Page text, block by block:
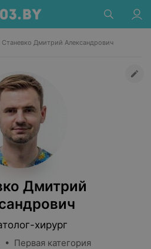
Станевко Дмитрий Александрович
Дмитрий
хирург
Первая категория